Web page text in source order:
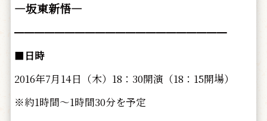
―坂東新悟―
━━━━━━━━━━━━━━━━━━━━━
■ 日時
2016年7月14日（木）18：30開演（18：15開場）
※約1時間～1時間30分を予定